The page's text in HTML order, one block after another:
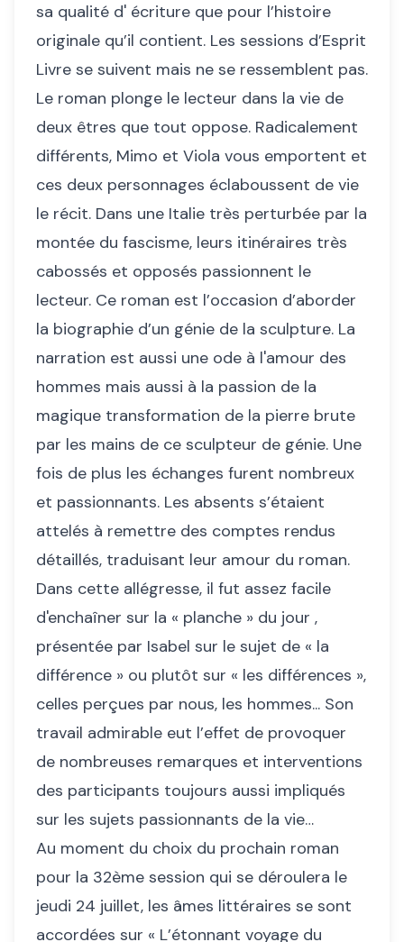
sa qualité d' écriture que pour l’histoire
originale qu’il contient. Les sessions d’Esprit
Livre se suivent mais ne se ressemblent pas.
Le roman plonge le lecteur dans la vie de
deux êtres que tout oppose. Radicalement
différents, Mimo et Viola vous emportent et
ces deux personnages éclaboussent de vie
le récit. Dans une Italie très perturbée par la
montée du fascisme, leurs itinéraires très
cabossés et opposés passionnent le
lecteur. Ce roman est l’occasion d’aborder
la biographie d’un génie de la sculpture. La
narration est aussi une ode à l'amour des
hommes mais aussi à la passion de la
magique transformation de la pierre brute
par les mains de ce sculpteur de génie. Une
fois de plus les échanges furent nombreux
et passionnants. Les absents s’étaient
attelés à remettre des comptes rendus
détaillés, traduisant leur amour du roman.
Dans cette allégresse, il fut assez facile
d'enchaîner sur la « planche » du jour ,
présentée par Isabel sur le sujet de « la
différence » ou plutôt sur « les différences »,
celles perçues par nous, les hommes... Son
travail admirable eut l’effet de provoquer
de nombreuses remarques et interventions
des participants toujours aussi impliqués
sur les sujets passionnants de la vie…
Au moment du choix du prochain roman
pour la 32ème session qui se déroulera le
jeudi 24 juillet, les âmes littéraires se sont
accordées sur « L’étonnant voyage du